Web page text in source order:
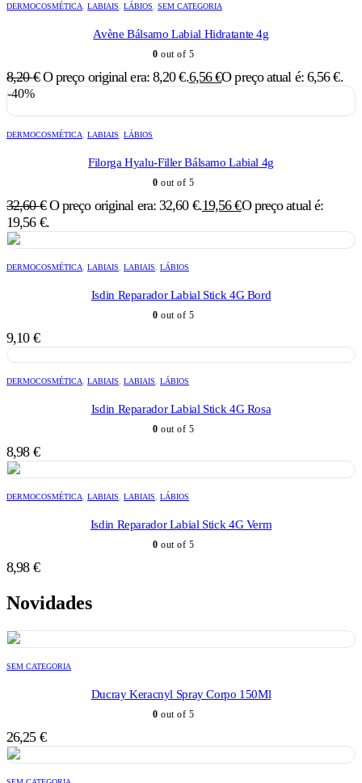
DERMOCOSMÉTICA LABIAIS LÁBIOS SEM CATEGORIA
Avène Bálsamo Labial Hidratante 4g
0 out of 5
8,20€ O preço original era: 8,20 €.6,56€O preço atual é: 6,56 €.
-40%
DERMOCOSMÉTICA LABIAIS LÁBIOS
Filorga Hyalu-Filler Bálsamo Labial 4g
0 out of 5
32,60€ O preço original era: 32,60 €.19,56€O preço atual é:
19,56 €.
DERMOCOSMÉTICA LABIAIS LABIAIS LÁBIOS
Isdin Reparador Labial Stick 4G Bord
0 out of 5
9,10 €
DERMOCOSMÉTICA LABIAIS LABIAIS LÁBIOS
Isdin Reparador Labial Stick 4G Rosa
0 out of 5
8,98 €
DERMOCOSMÉTICA LABIAIS LABIAIS LÁBIOS
Isdin Reparador Labial Stick 4G Verm
0 out of 5
8,98 €
Novidades
SEM CATEGORIA
Ducray Keracnyl Spray Corpo 150Ml
0 out of 5
26,25 €